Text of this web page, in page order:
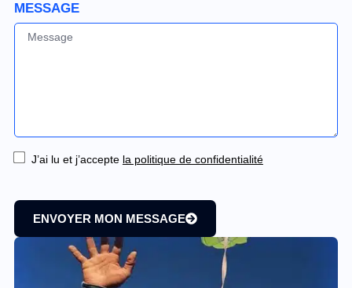
MESSAGE
J’ai lu et j’accepte la politique de confidentialité
ENVOYER MON MESSAGE